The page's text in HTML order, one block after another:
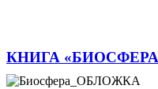
КНИГА